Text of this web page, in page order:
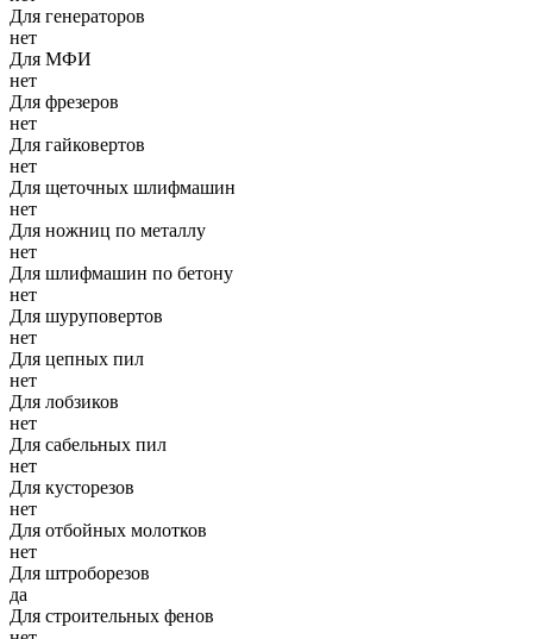
Для генераторов
нет
Для МФИ
нет
Для фрезеров
нет
Для гайковертов
нет
Для щеточных шлифмашин
нет
Для ножниц по металлу
нет
Для шлифмашин по бетону
нет
Для шуруповертов
нет
Для цепных пил
нет
Для лобзиков
нет
Для сабельных пил
нет
Для кусторезов
нет
Для отбойных молотков
нет
Для штроборезов
да
Для строительных фенов